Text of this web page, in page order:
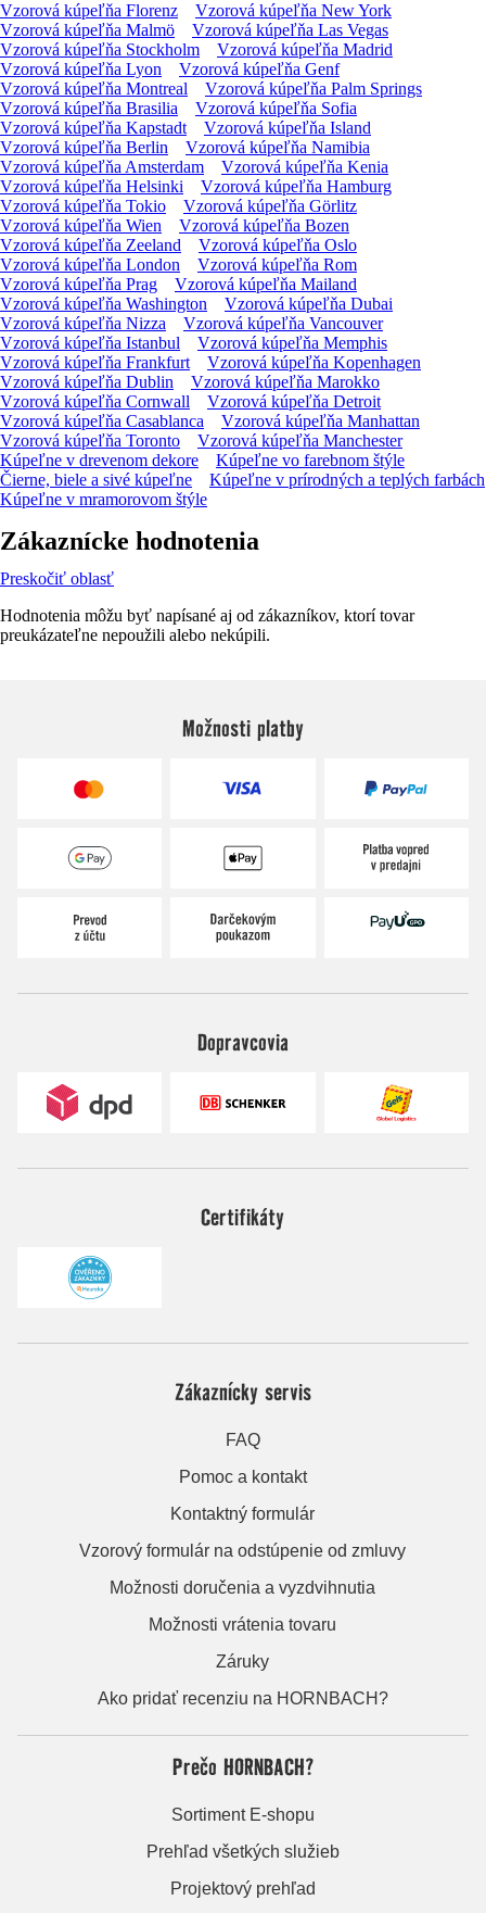
Vzorová kúpeľňa Florenz
Vzorová kúpeľňa New York
Vzorová kúpeľňa Malmö
Vzorová kúpeľňa Las Vegas
Vzorová kúpeľňa Stockholm
Vzorová kúpeľňa Madrid
Vzorová kúpeľňa Lyon
Vzorová kúpeľňa Genf
Vzorová kúpeľňa Montreal
Vzorová kúpeľňa Palm Springs
Vzorová kúpeľňa Brasilia
Vzorová kúpeľňa Sofia
Vzorová kúpeľňa Kapstadt
Vzorová kúpeľňa Island
Vzorová kúpeľňa Berlin
Vzorová kúpeľňa Namibia
Vzorová kúpeľňa Amsterdam
Vzorová kúpeľňa Kenia
Vzorová kúpeľňa Helsinki
Vzorová kúpeľňa Hamburg
Vzorová kúpeľňa Tokio
Vzorová kúpeľňa Görlitz
Vzorová kúpeľňa Wien
Vzorová kúpeľňa Bozen
Vzorová kúpeľňa Zeeland
Vzorová kúpeľňa Oslo
Vzorová kúpeľňa London
Vzorová kúpeľňa Rom
Vzorová kúpeľňa Prag
Vzorová kúpeľňa Mailand
Vzorová kúpeľňa Washington
Vzorová kúpeľňa Dubai
Vzorová kúpeľňa Nizza
Vzorová kúpeľňa Vancouver
Vzorová kúpeľňa Istanbul
Vzorová kúpeľňa Memphis
Vzorová kúpeľňa Frankfurt
Vzorová kúpeľňa Kopenhagen
Vzorová kúpeľňa Dublin
Vzorová kúpeľňa Marokko
Vzorová kúpeľňa Cornwall
Vzorová kúpeľňa Detroit
Vzorová kúpeľňa Casablanca
Vzorová kúpeľňa Manhattan
Vzorová kúpeľňa Toronto
Vzorová kúpeľňa Manchester
Kúpeľne v drevenom dekore
Kúpeľne vo farebnom štýle
Čierne, biele a sivé kúpeľne
Kúpeľne v prírodných a teplých farbách
Kúpeľne v mramorovom štýle
Zákaznícke hodnotenia
Preskočiť oblasť
Hodnotenia môžu byť napísané aj od zákazníkov, ktorí tovar
preukázateľne nepoužili alebo nekúpili.
Možnosti platby
Dopravcovia
Certifikáty
Zákaznícky servis
FAQ
Pomoc a kontakt
Kontaktný formulár
Vzorový formulár na odstúpenie od zmluvy
Možnosti doručenia a vyzdvihnutia
Možnosti vrátenia tovaru
Záruky
Ako pridať recenziu na HORNBACH?
Prečo HORNBACH?
Sortiment E-shopu
Prehľad všetkých služieb
Projektový prehľad